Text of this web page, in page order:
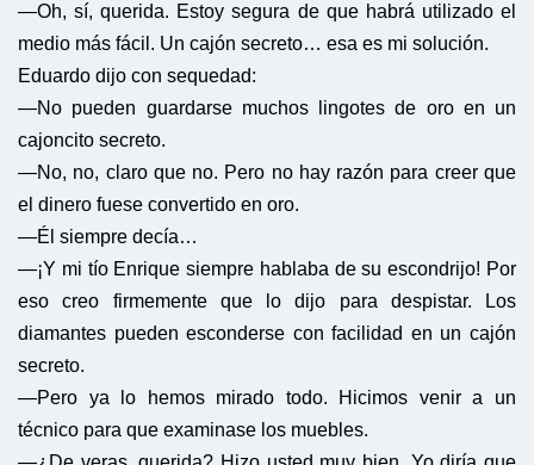
—Oh, sí, querida. Estoy segura de que habrá utilizado el
medio más fácil. Un cajón secreto… esa es mi solución.
Eduardo dijo con sequedad:
—No pueden guardarse muchos lingotes de oro en un
cajoncito secreto.
—No, no, claro que no. Pero no hay razón para creer que
el dinero fuese convertido en oro.
—Él siempre decía…
—¡Y mi tío Enrique siempre hablaba de su escondrijo! Por
eso creo firmemente que lo dijo para despistar. Los
diamantes pueden esconderse con facilidad en un cajón
secreto.
—Pero ya lo hemos mirado todo. Hicimos venir a un
técnico para que examinase los muebles.